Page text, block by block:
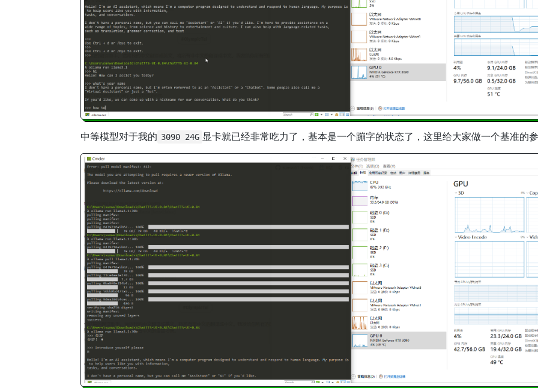
中等模型对于我的 3090 24G 显卡就已经非常吃力了，基本是一个蹦字的状态了，这里给大家做一个基准的